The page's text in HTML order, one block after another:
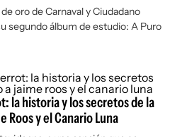
oro de Carnaval y Ciudadano
segundo álbum de estudio: A Puro
la historia y los secretos de la
Roos y el Canario Luna